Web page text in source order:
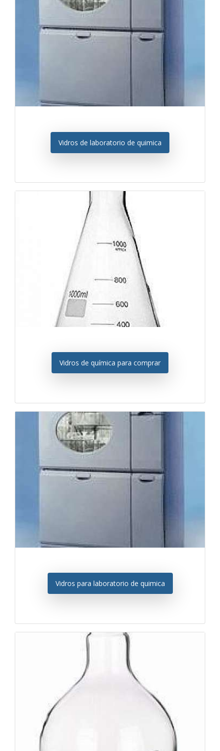
Vidros de laboratorio de quimica
Vidros de química para comprar
Vidros para laboratorio de quimica